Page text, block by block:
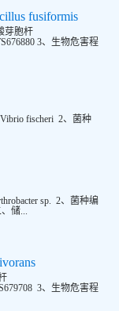
fusiformis
芽胞杆
3、生物危害程
fischeri 2、菌种
sp. 2、菌种编
储...
3、生物危害程